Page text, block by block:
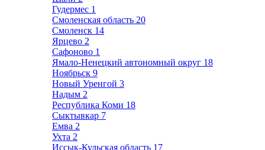
Гудермес 1
Смоленская область 20
Смоленск 14
Ярцево 2
Сафоново 1
Ямало-Ненецкий автономный округ 18
Ноябрьск 9
Новый Уренгой 3
Надым 2
Республика Коми 18
Сыктывкар 7
Емва 2
Ухта 2
Иссык-Кульская область 17